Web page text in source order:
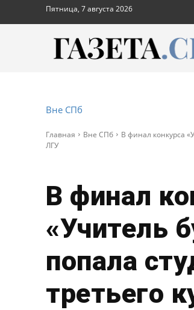
Пятница, 7 августа 2026
Вне СПб
Главная Вне СПб
В финал конкурса
ЛГУ
В финал
«Учитель
попала
третьего